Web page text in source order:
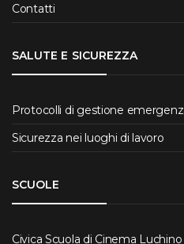
Contatti
SALUTE E SICUREZZA
Protocolli di gestione
Sicurezza nei luoghi di lavoro
SCUOLE
Civica Scuola di Cinema